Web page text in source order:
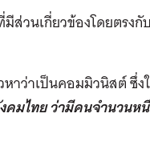
ส่วนเกี่ยวข้องโดยตรง
ว่าเป็นคอมมิวนิสต์ ซึ่ง
มไทย ว่ามีคนจำนวนห